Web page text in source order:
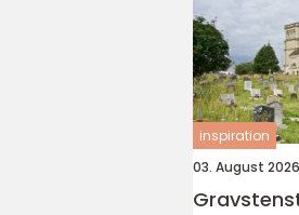
inspiration
03. August 2026